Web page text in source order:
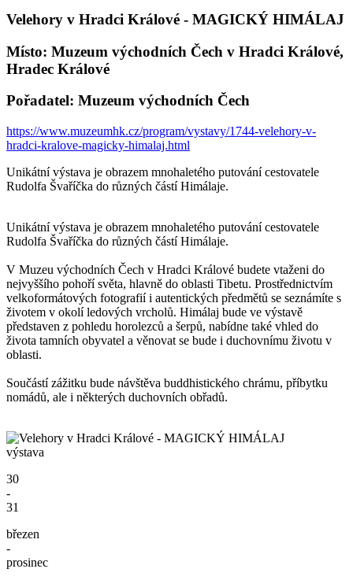
Velehory v Hradci Králové - MAGICKÝ HIMÁLAJ
Místo: Muzeum východních Čech v Hradci Králové,
Hradec Králové
Pořadatel: Muzeum východních Čech
https://www.muzeumhk.cz/program/vystavy/1744-velehory-v-
hradci-kralove-magicky-himalaj.html
Unikátní výstava je obrazem mnohaletého putování cestovatele
Rudolfa Švaříčka do různých částí Himálaje.
Unikátní výstava je obrazem mnohaletého putování cestovatele
Rudolfa Švaříčka do různých částí Himálaje.
V Muzeu východních Čech v Hradci Králové budete vtaženi do
nejvyššího pohoří světa, hlavně do oblasti Tibetu. Prostřednictvím
velkoformátových fotografií i autentických předmětů se seznámíte s
životem v okolí ledových vrcholů. Himálaj bude ve výstavě
představen z pohledu horolezců a šerpů, nabídne také vhled do
života tamních obyvatel a věnovat se bude i duchovnímu životu v
oblasti.
Součástí zážitku bude návštěva buddhistického chrámu, příbytku
nomádů, ale i některých duchovních obřadů.
výstava
30
-
31
březen
-
prosinec